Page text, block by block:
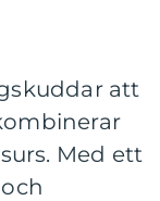
att
Med ett